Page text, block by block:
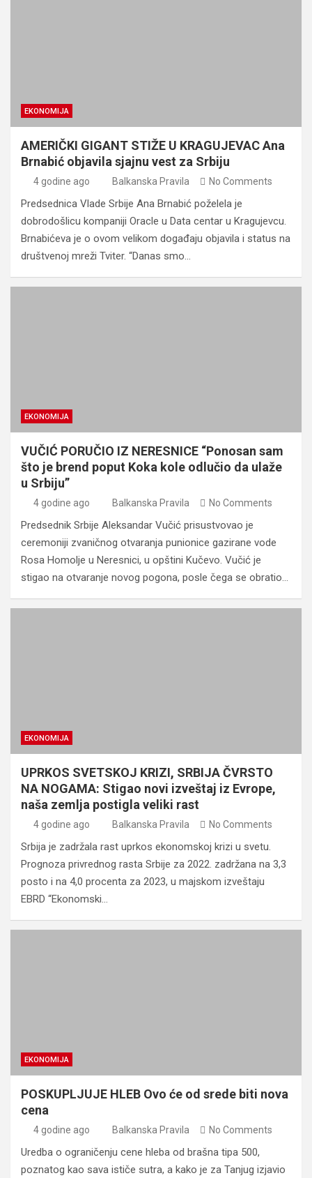
EKONOMIJA
AMERIČKI GIGANT STIŽE U KRAGUJEVAC Ana
Brnabić objavila sjajnu vest za Srbiju
4 godine ago Balkanska Pravila No Comments
Predsednica Vlade Srbije Ana Brnabić poželela je
dobrodošlicu kompaniji Oracle u Data centar u Kragujevcu.
Brnabićeva je o ovom velikom događaju objavila i status na
društvenoj mreži Tviter. “Danas smo…
EKONOMIJA
VUČIĆ PORUČIO IZ NERESNICE “Ponosan sam
što je brend poput Koka kole odlučio da ulaže
u Srbiju”
4 godine ago Balkanska Pravila No Comments
Predsednik Srbije Aleksandar Vučić prisustvovao je
ceremoniji zvaničnog otvaranja punionice gazirane vode
Rosa Homolje u Neresnici, u opštini Kučevo. Vučić je
stigao na otvaranje novog pogona, posle čega se obratio…
EKONOMIJA
UPRKOS SVETSKOJ KRIZI, SRBIJA ČVRSTO
NA NOGAMA: Stigao novi izveštaj iz Evrope,
naša zemlja postigla veliki rast
4 godine ago Balkanska Pravila No Comments
Srbija je zadržala rast uprkos ekonomskoj krizi u svetu.
Prognoza privrednog rasta Srbije za 2022. zadržana na 3,3
posto i na 4,0 procenta za 2023, u majskom izveštaju
EBRD “Ekonomski…
EKONOMIJA
POSKUPLJUJE HLEB Ovo će od srede biti nova
cena
4 godine ago Balkanska Pravila No Comments
Uredba o ograničenju cene hleba od brašna tipa 500,
poznatog kao sava ističe sutra, a kako je za Tanjug izjavio